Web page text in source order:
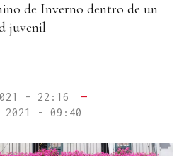
de Inverno dentro de un
juvenil
- 22:16
—
- 09:40